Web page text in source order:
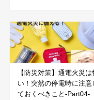
【防災対策】通電火災は
い！突然の停電時に注意
ておくべきこと-Part04-